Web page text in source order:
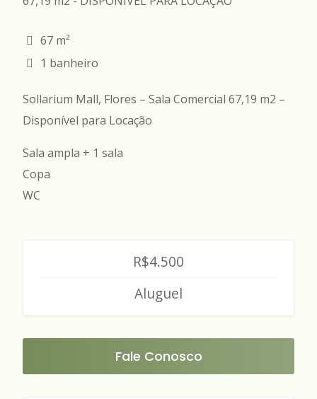
67 m²
1 banheiro
Sollarium Mall, Flores – Sala Comercial 67,19 m2 –
Disponível para Locação
Sala ampla + 1 sala
⁠Copa
WC
R$4.500
Aluguel
Fale Conosco